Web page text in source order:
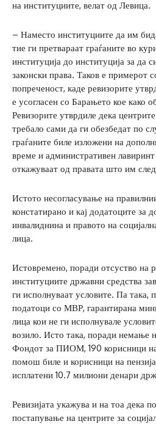
на институциите, велат од Левица.
– Наместо институциите да им
тие ги претвараат граѓаните во
институција до институција за да
законски права. Таков е примерот
попреченост, каде ревизорите
е усогласен со Барањето кое како
Ревизорите утврдиле дека
требало сами да ги обезбедат по
граѓаните биле изложени на
време и административен
откажуваат од правата што им
Истото несогласување на
констатирано и кај додатоците за
инвалиднина и правото на
лица.
Истовремено, поради отсуство на
институциите државни средства
ги исполнуваат условите. Па
податоци со МВР, гарантирана
лица кои не ги исполнувале
возило. Исто така, поради немање
Фондот за ПИОМ, 190 корисници
помош биле и корисници на
исплатени 10.7 милиони денари
Ревизијата укажува и на тоа дека
постапување на центрите за